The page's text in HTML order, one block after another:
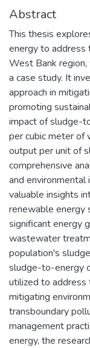
Abstract
This thesis
energy to address
West Bank
a case study. It
approach in
promoting
impact of sludge-
per cubic meter of
output per unit of
comprehensive
and
valuable insights
renewable energy
significant energy
wastewater
population's
sludge-to-energy
utilized to address
mitigating
transboundary
management
energy, the